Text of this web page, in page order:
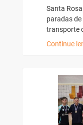
Santa
paradas
transporte
Continue